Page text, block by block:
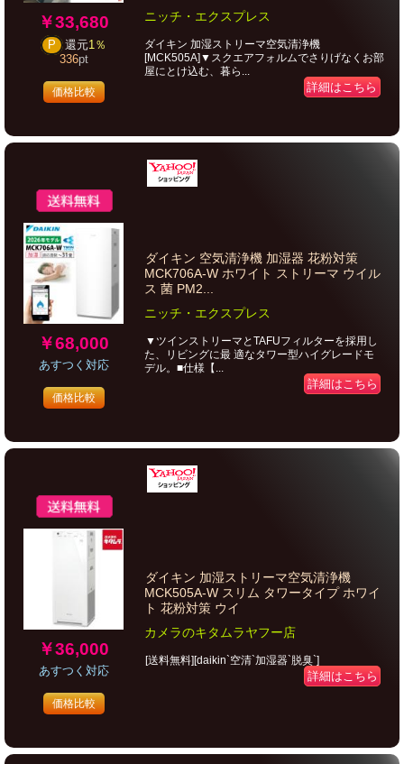
￥33,680
P 還元1％
336pt
価格比較
ニッチ・エクスプレス
ダイキン 加湿ストリーマ空気清浄機
[MCK505A]▼スクエアフォルムでさりげなくお部
屋にとけ込む、暮ら...
詳細はこちら
￥68,000
あすつく対応
価格比較
ダイキン 空気清浄機 加湿器 花粉対策
MCK706A-W ホワイト ストリーマ ウイル
ス 菌 PM2...
ニッチ・エクスプレス
▼ツインストリーマとTAFUフィルターを採用し
た、リビングに最 適なタワー型ハイグレードモ
デル。■仕様【...
詳細はこちら
￥36,000
あすつく対応
価格比較
ダイキン 加湿ストリーマ空気清浄機
MCK505A-W スリム タワータイプ ホワイ
ト 花粉対策 ウイ
カメラのキタムラヤフー店
[送料無料][daikin`空清`加湿器`脱臭`]
詳細はこちら